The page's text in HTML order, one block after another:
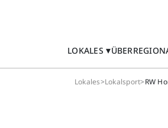
LOKALES
Lokales>Lokalsport>RW